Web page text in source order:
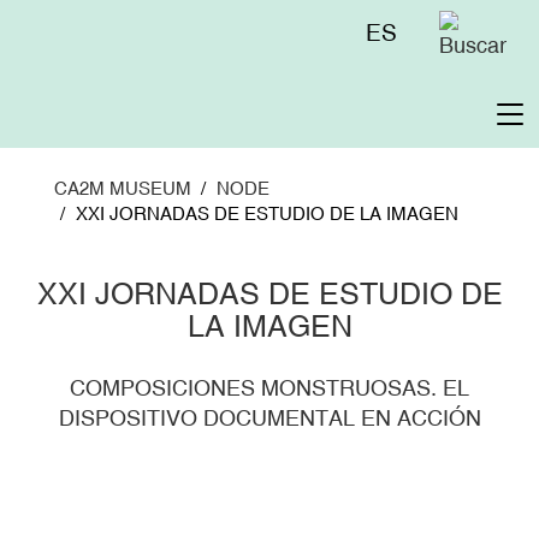
Menú
ES
CA2M MUSEUM
NODE
XXI JORNADAS DE ESTUDIO DE LA IMAGEN
XXI JORNADAS DE ESTUDIO DE
LA IMAGEN
COMPOSICIONES MONSTRUOSAS. EL
DISPOSITIVO DOCUMENTAL EN ACCIÓN